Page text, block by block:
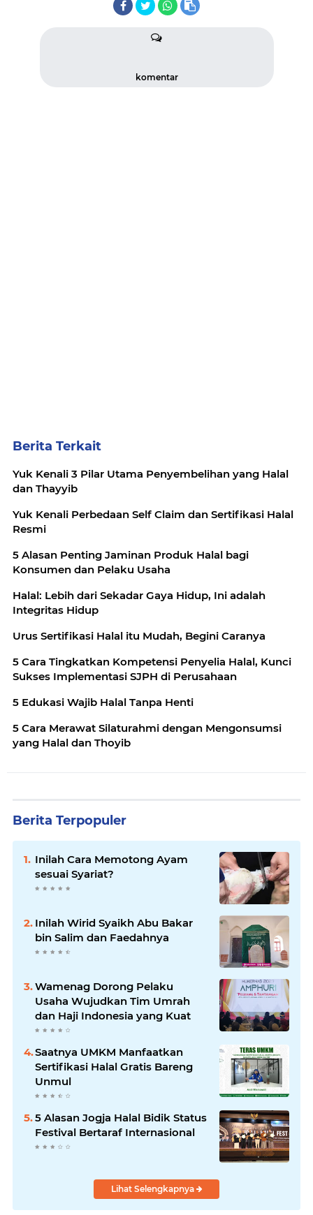
komentar
Berita Terkait
Yuk Kenali 3 Pilar Utama Penyembelihan yang Halal
dan Thayyib
Yuk Kenali Perbedaan Self Claim dan Sertifikasi Halal
Resmi
5 Alasan Penting Jaminan Produk Halal bagi
Konsumen dan Pelaku Usaha
Halal: Lebih dari Sekadar Gaya Hidup, Ini adalah
Integritas Hidup
Urus Sertifikasi Halal itu Mudah, Begini Caranya
5 Cara Tingkatkan Kompetensi Penyelia Halal, Kunci
Sukses Implementasi SJPH di Perusahaan
5 Edukasi Wajib Halal Tanpa Henti
5 Cara Merawat Silaturahmi dengan Mengonsumsi
yang Halal dan Thoyib
Berita Terpopuler
Inilah Cara Memotong Ayam
sesuai Syariat?
Inilah Wirid Syaikh Abu Bakar
bin Salim dan Faedahnya
Wamenag Dorong Pelaku
Usaha Wujudkan Tim Umrah
dan Haji Indonesia yang Kuat
Saatnya UMKM Manfaatkan
Sertifikasi Halal Gratis Bareng
Unmul
5 Alasan Jogja Halal Bidik Status
Festival Bertaraf Internasional
Lihat Selengkapnya